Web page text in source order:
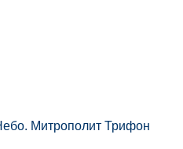
Митрополит Трифон